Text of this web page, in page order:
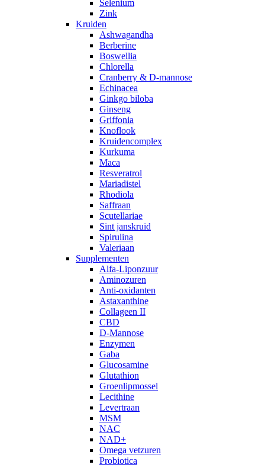
Selenium
Zink
Kruiden
Ashwagandha
Berberine
Boswellia
Chlorella
Cranberry & D-mannose
Echinacea
Ginkgo biloba
Ginseng
Griffonia
Knoflook
Kruidencomplex
Kurkuma
Maca
Resveratrol
Mariadistel
Rhodiola
Saffraan
Scutellariae
Sint janskruid
Spirulina
Valeriaan
Supplementen
Alfa-Liponzuur
Aminozuren
Anti-oxidanten
Astaxanthine
Collageen II
CBD
D-Mannose
Enzymen
Gaba
Glucosamine
Glutathion
Groenlipmossel
Lecithine
Levertraan
MSM
NAC
NAD+
Omega vetzuren
Probiotica